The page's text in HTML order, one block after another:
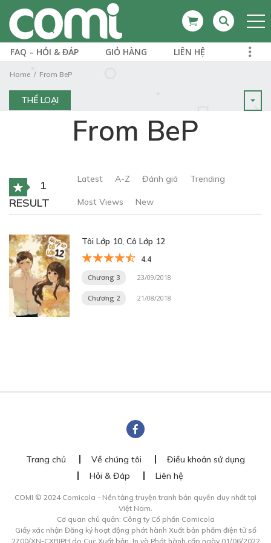
FAQ – HỎI & ĐÁP GIỎ HÀNG LIÊN HỆ
Home From BeP
THỂ LOẠI
From BeP
1
RESULT
Latest A-Z Đánh giá Trending
Most Views New
Tôi Lớp 10, Cô Lớp 12
4.4
Chương 3 23/09/2018
Chương 2 21/08/2018
Trang chủ Về chúng tôi
Điều khoản sử dụng
Hỏi & Đáp
Liên hệ
COMI © 2024 Comicola - Nền tảng truyện tranh bản quyền duy nhất tại
Việt Nam.
Cơ quan chủ quản: Công ty Cổ phần Comicola
Giấy xác nhận Đăng ký hoạt động phát hành Xuất bản phẩm điện tử số
2700/XN-CXBIPH do Cục Xuất bản, In và Phát hành cấp ngày 01/06/2022